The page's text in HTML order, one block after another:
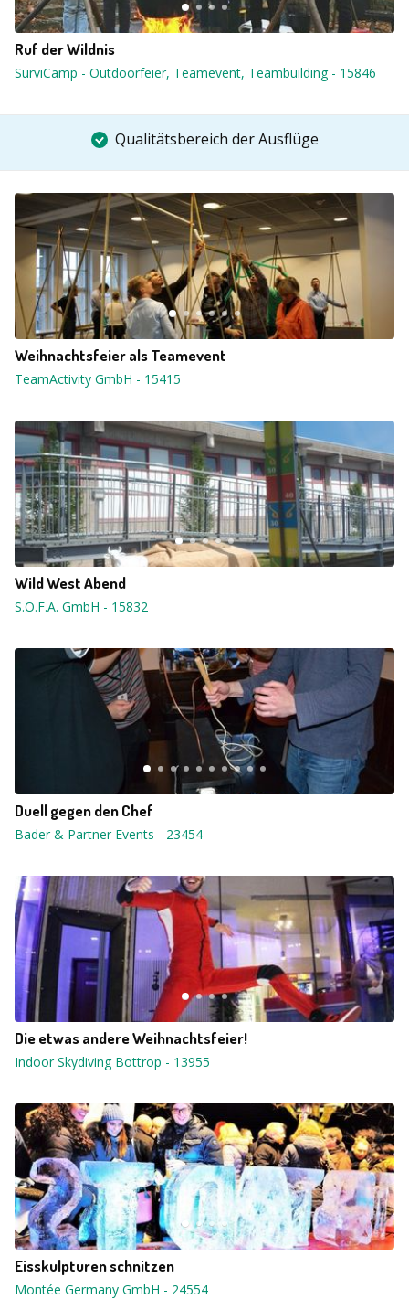
Ruf der Wildnis
SurviCamp - Outdoorfeier, Teamevent, Teambuilding- 15846
Qualitätsbereich der Ausflüge
Weihnachtsfeier als Teamevent
TeamActivity GmbH - 15415
Wild West Abend
S.O.F.A. GmbH - 15832
Duell gegen den Chef
Bader & Partner Events - 23454
Die etwas andere Weihnachtsfeier!
Indoor Skydiving Bottrop - 13955
Eisskulpturen schnitzen
Montée Germany GmbH - 24554